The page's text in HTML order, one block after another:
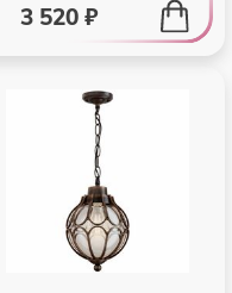
3 520 ₽